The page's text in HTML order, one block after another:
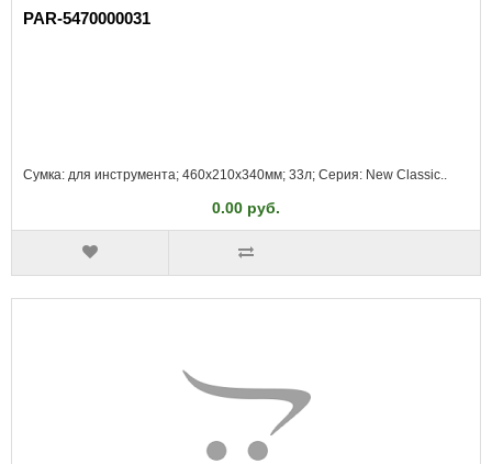
PAR-5470000031
Сумка: для инструмента; 460x210x340мм; 33л; Серия: New Classic..
0.00 руб.